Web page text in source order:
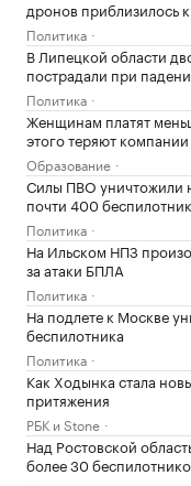
дронов приблизилось
Политика
В Липецкой области
пострадали при
Политика
Женщинам платят
этого теряют компании
Образование
Силы ПВО уничтожили
почти 400
Политика
На Ильском НПЗ
за атаки БПЛА
Политика
На подлете к Москве
беспилотника
Политика
Как Ходынка стала
притяжения
РБК и Stone
Над Ростовской
более 30